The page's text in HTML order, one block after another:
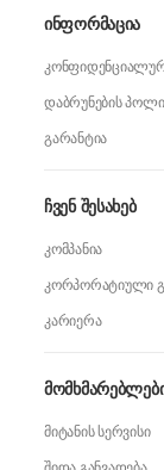
ჩვენ შესახებ
კომპანია
კორპორატიული
კარიერა
ინფორმაცია
დაბრუნების
გარანტია
მიტანის სერვისი